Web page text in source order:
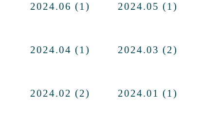
2024.06 (1) 2024.05 (1)
2024.04 (1) 2024.03 (2)
2024.02 (2) 2024.01 (1)